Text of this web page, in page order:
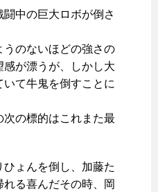
中の巨大ロボが倒さ
うのないほどの強さの
が漂うが、しかし大
て牛鬼を倒すことに
次の標的はこれまた最
ょんを倒し、加藤た
る喜んだその時、岡